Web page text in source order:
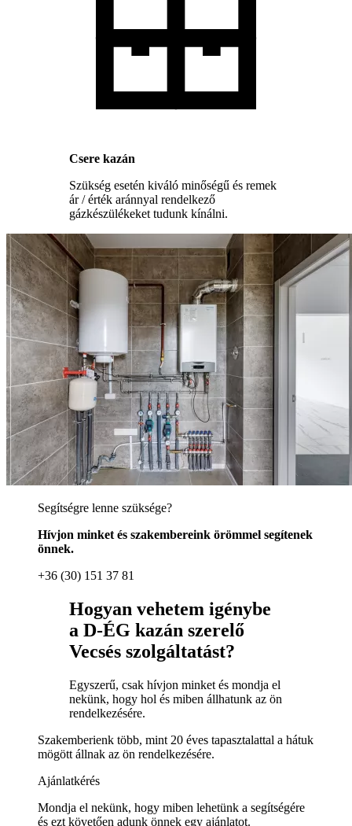
Csere kazán
Szükség esetén kiváló minőségű és remek
ár / érték aránnyal rendelkező
gázkészülékeket tudunk kínálni.
Segítségre lenne szüksége?
Hívjon minket és szakembereink örömmel segítenek
önnek.
+36 (30) 151 37 81
Hogyan vehetem igénybe
a D-ÉG kazán szerelő
Vecsés szolgáltatást?
Egyszerű, csak hívjon minket és mondja el
nekünk, hogy hol és miben állhatunk az ön
rendelkezésére.
Szakemberienk több, mint 20 éves tapasztalattal a hátuk
mögött állnak az ön rendelkezésére.
Ajánlatkérés
Mondja el nekünk, hogy miben lehetünk a segítségére
és ezt követően adunk önnek egy ajánlatot.